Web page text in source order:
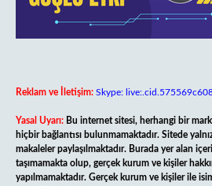
Reklam ve İletişim: Skype:
Yasal Uyarı: Bu internet sitesi, herhangi bir
hiçbir bağlantısı bulunmamaktadır. Sitede
makaleler paylaşılmaktadır. Burada yer alan
taşımamakta olup, gerçek kurum ve kişiler
yapılmamaktadır. Gerçek kurum ve kişiler ile